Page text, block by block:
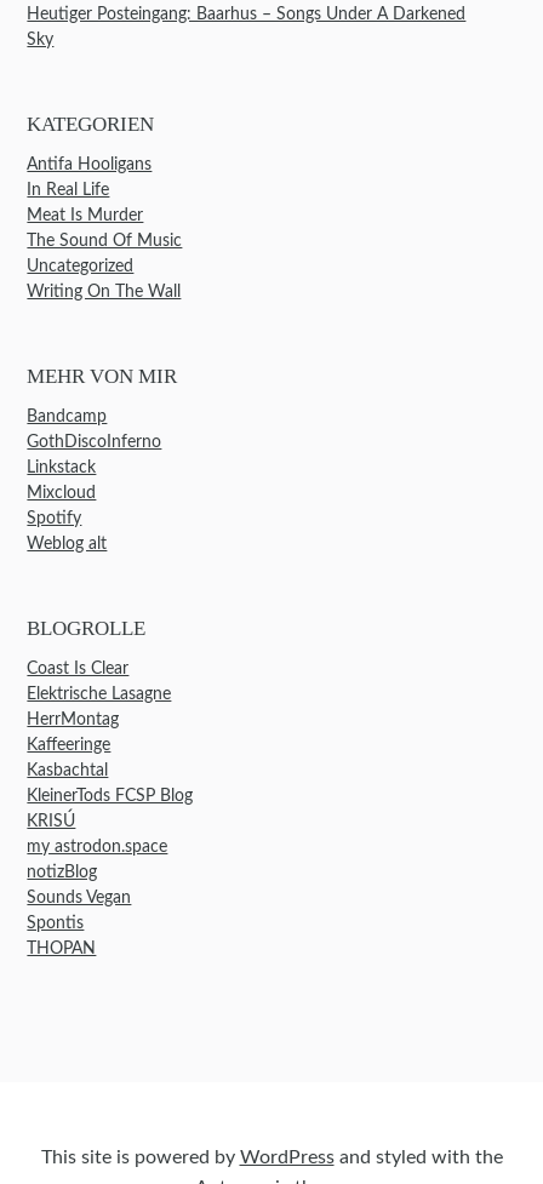
Heutiger Posteingang: Baarhus – Songs Under A Darkened
Sky
KATEGORIEN
Antifa Hooligans
In Real Life
Meat Is Murder
The Sound Of Music
Uncategorized
Writing On The Wall
MEHR VON MIR
Bandcamp
GothDiscoInferno
Linkstack
Mixcloud
Spotify
Weblog alt
BLOGROLLE
Coast Is Clear
Elektrische Lasagne
HerrMontag
Kaffeeringe
Kasbachtal
KleinerTods FCSP Blog
KRISÚ
my astrodon.space
notizBlog
Sounds Vegan
Spontis
THOPAN
This site is powered by WordPressand styled with the